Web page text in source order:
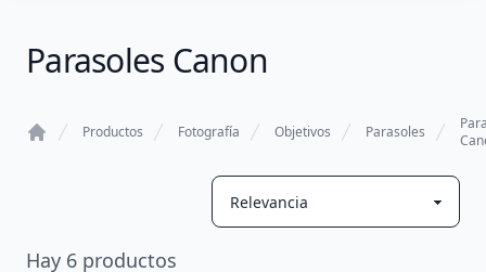
Parasoles Canon
Productos Fotografía Objetivos Parasoles
Hay 6 productos